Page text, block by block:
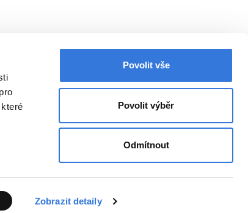
Zobrazit detaily
Povolit vše
Povolit výběr
Odmítnout